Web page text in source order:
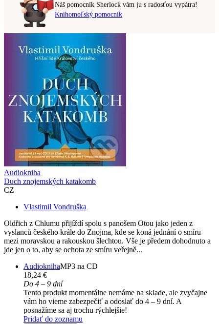
Náš pomocník Sherlock vám ju s radosťou vypátra!
Knihomoľský pomocník
Audiokniha
Duch znojemských katakomb
CZ
Vlastimil Vondruška
Oldřich z Chlumu přijíždí spolu s panošem Otou jako jeden z
vyslanců českého krále do Znojma, kde se koná jednání o smíru
mezi moravskou a rakouskou šlechtou. Vše je předem dohodnuto a
jde jen o to, aby se ochota ze smíru veřejně...
AudioknihaMP3 na CD
18,24 €
Do 4 – 9 dní
Tento produkt momentálne nemáme na sklade, ale zvyčajne
vám ho vieme zabezpečiť a odoslať do 4 – 9 dní. A
posnažíme sa aj trochu rýchlejšie!
Pridať do zoznamu